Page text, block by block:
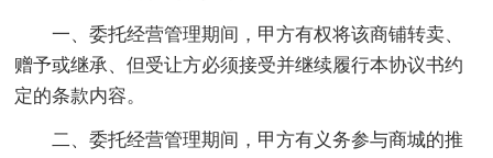
一、委托经营管理期间，甲方有权将该商铺转卖、
赠予或继承、但受让方必须接受并继续履行本协议书约
定的条款内容。
二、委托经营管理期间，甲方有义务参与商城的推